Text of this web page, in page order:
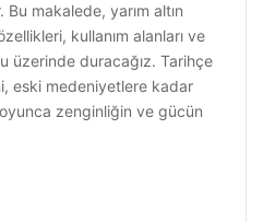
makalede, yarım altın
kullanım alanları ve
üzerinde duracağız. Tarihçe
eski medeniyetlere kadar
zenginliğin ve gücün